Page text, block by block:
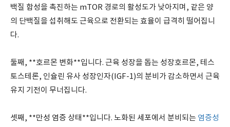
백질 합성을 촉진하는 mTOR 경로의 활성도가 낮아지며, 같은 양
의 단백질을 섭취해도 근육으로 전환되는 효율이 급격히 떨어집니
다.
둘째, **호르몬 변화**입니다. 근육 성장을 돕는 성장호르몬, 테스
토스테론, 인슐린 유사 성장인자(IGF-1)의 분비가 감소하면서 근육
유지 기전이 무너집니다.
셋째, **만성 염증 상태**입니다. 노화된 세포에서 분비되는 염증성